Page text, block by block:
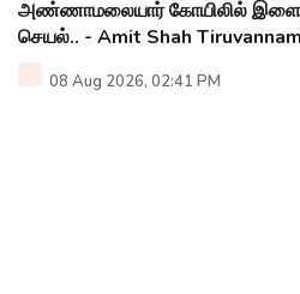
அண்ணாமலையார் கோயிலில்
செயல்.. - Amit Shah
08 Aug 2026, 02:41 PM